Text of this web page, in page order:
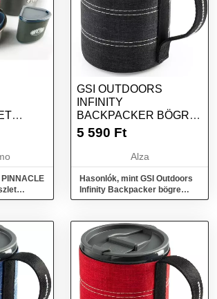
méret
GSI OUTDOORS
INFINITY
BACKPACKER BÖGRE
550ML FEKETE
5 590 Ft
Alza
Hasonlók, mint GSI Outdoors
Infinity Backpacker bögre
550ml fekete